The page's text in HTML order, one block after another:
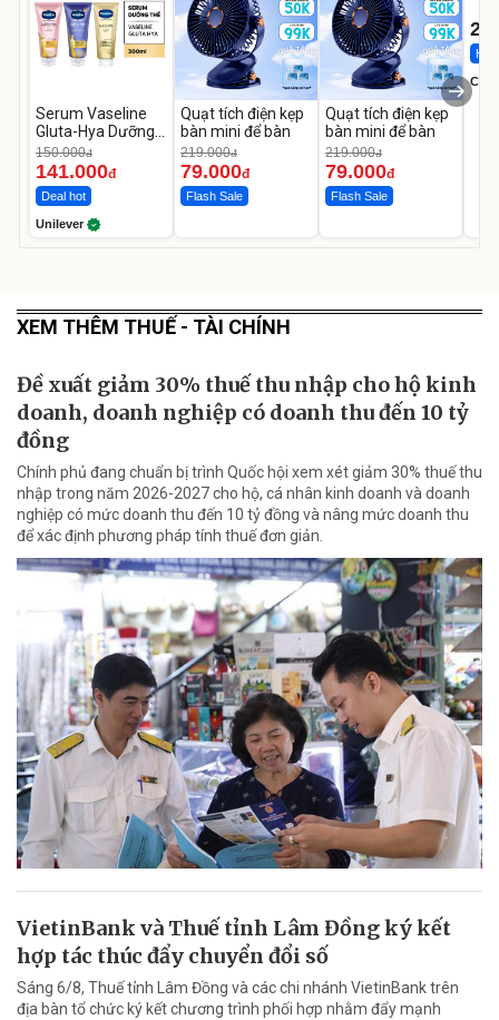
Serum Vaseline
Gluta-Hya Dưỡng
Da Sáng Mịn Sau 7
Ngày
150.000đ
141.000đ
Deal hot
Unilever
Quạt tích điện kẹp
bàn mini để bàn
219.000đ
79.000đ
Flash Sale
Quạt tích điện kẹp
bàn mini để bàn
219.000đ
79.000đ
Flash Sale
Hot
XEM THÊM THUẾ - TÀI CHÍNH
Đề xuất giảm 30% thuế thu nhập cho hộ kinh
doanh, doanh nghiệp có doanh thu đến 10 tỷ
đồng
Chính phủ đang chuẩn bị trình Quốc hội xem xét giảm 30% thuế thu
nhập trong năm 2026-2027 cho hộ, cá nhân kinh doanh và doanh
nghiệp có mức doanh thu đến 10 tỷ đồng và nâng mức doanh thu
để xác định phương pháp tính thuế đơn giản.
VietinBank và Thuế tỉnh Lâm Đồng ký kết
hợp tác thúc đẩy chuyển đổi số
Sáng 6/8, Thuế tỉnh Lâm Đồng và các chi nhánh VietinBank trên
địa bàn tổ chức ký kết chương trình phối hợp nhằm đẩy mạnh